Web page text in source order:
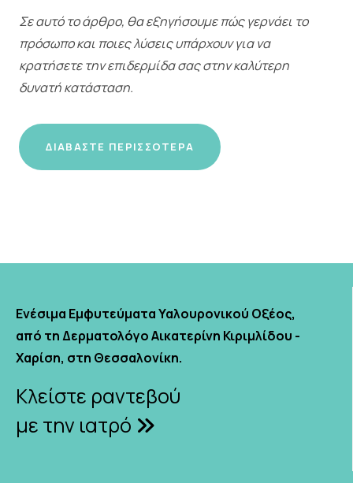
Σε αυτό το άρθρο, θα εξηγήσουμε πώς γερνάει το
πρόσωπο και ποιες λύσεις υπάρχουν για να
κρατήσετε την επιδερμίδα σας στην καλύτερη
δυνατή κατάσταση.
ΔΙΑΒΆΣΤΕ ΠΕΡΙΣΣΌΤΕΡΑ
Ενέσιμα Εμφυτεύματα Υαλουρονικού Οξέος,
από τη Δερματολόγο Αικατερίνη Κιριμλίδου -
Χαρίση, στη Θεσσαλονίκη.
Κλείστε ραντεβού
με την ιατρό 